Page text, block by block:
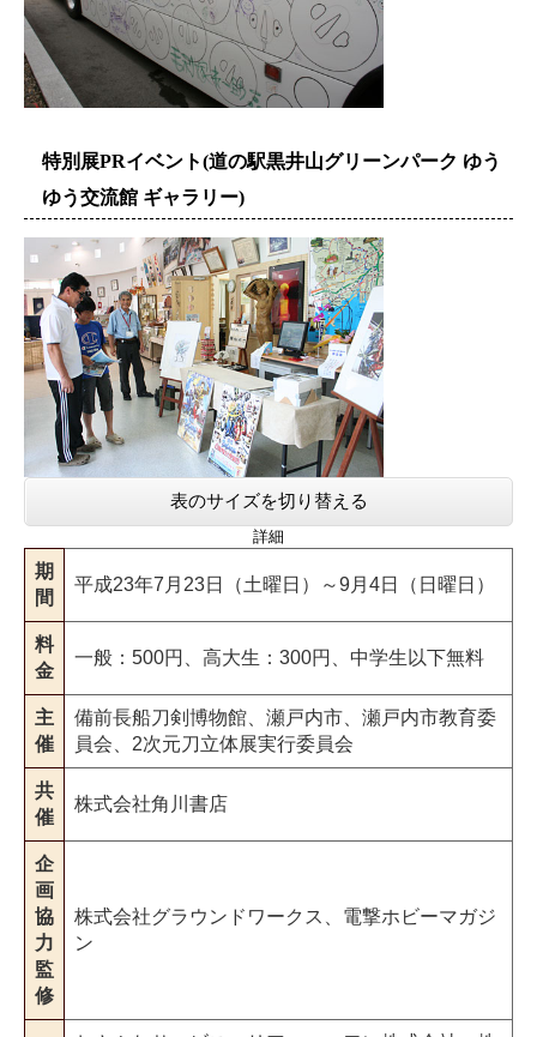
特別展PRイベント(道の駅黒井山グリーンパーク ゆう
ゆう交流館 ギャラリー)
表のサイズを切り替える
詳細
期
間
平成23年7月23日（土曜日）～9月4日（日曜日）
料
金
一般：500円、高大生：300円、中学生以下無料
主
催
備前長船刀剣博物館、瀬戸内市、瀬戸内市教育委
員会、2次元刀立体展実行委員会
共
催
株式会社角川書店
企
画
協
力
監
修
株式会社グラウンドワークス、電撃ホビーマガジ
ン